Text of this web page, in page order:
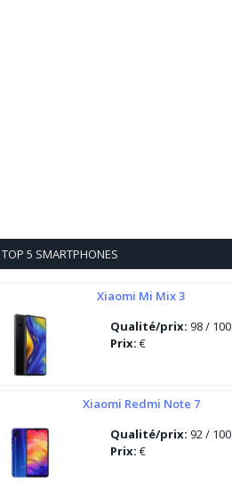
TOP 5 SMARTPHONES
Xiaomi Mi Mix 3
Qualité/prix:98 / 100
Prix:€
Xiaomi Redmi Note 7
Qualité/prix:92 / 100
Prix:€